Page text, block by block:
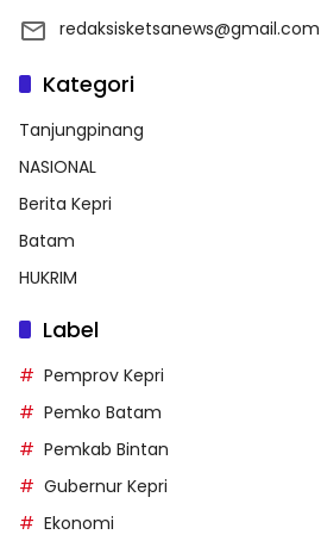
redaksisketsanews@gmail.com
Kategori
Tanjungpinang
NASIONAL
Berita Kepri
Batam
HUKRIM
Label
Pemprov Kepri
Pemko Batam
Pemkab Bintan
Gubernur Kepri
Ekonomi